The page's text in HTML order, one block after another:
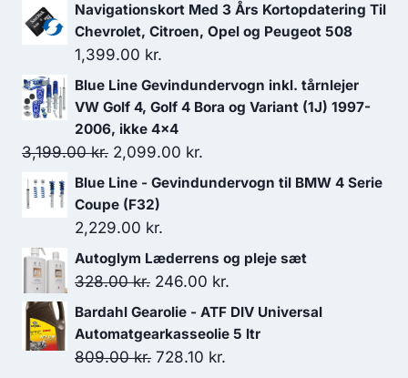
109.00 kr..98.10 kr..
Navigationskort Med 3 Års Kortopdatering Til
Chevrolet, Citroen, Opel og Peugeot 508
1,399.00 kr.
Blue Line Gevindundervogn inkl. tårnlejer
VW Golf 4, Golf 4 Bora og Variant (1J) 1997-
2006, ikke 4x4
3,199.00kr. Den
oprindelige
pris
var:
3,199.00 kr..
2,099.00 kr.
aktuelle
2,099.00 kr..
Blue Line - Gevindundervogn til BMW 4 Serie
Coupe (F32)
2,229.00 kr.
Autoglym Læderrens og pleje sæt
328.00kr. Den
oprindelige
pris
var:
246.00 kr.
aktuelle
pris
Bardahl Gearolie - ATF DIV Universal
Automatgearkasseolie 5 ltr
809.00kr. Den
728.10 kr.